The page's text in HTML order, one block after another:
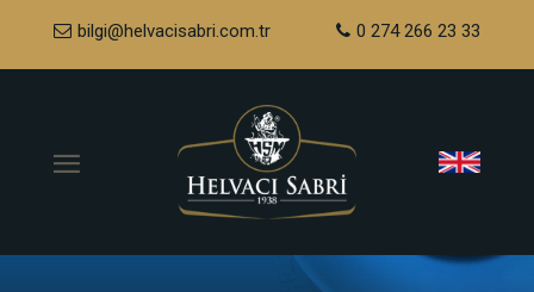
bilgi@helvacisabri.com.tr 0 274 266 23 33